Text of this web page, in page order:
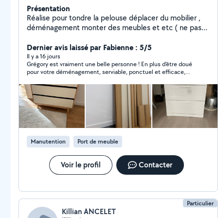
Présentation
Réalise pour tondre la pelouse déplacer du mobilier ,
déménagement monter des meubles et etc ( ne pas
je met un j'aime sur votre demande c'est que je ne
peux pas répondre au demande priver ducoup
contactez moi en sms ou en appel merci
Dernier avis laissé par Fabienne : 5/5
Il y a 16 jours
Grégory est vraiment une belle personne ! En plus d'être doué
pour votre déménagement, serviable, ponctuel et efficace,
chaleureusement ! Merci Gregory !
Manutention Port de meuble
Voir le profil Contacter
Particulier
Killian ANCELET